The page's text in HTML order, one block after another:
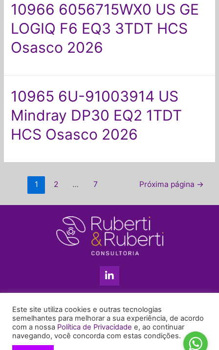
10966 6056715WX0 US GE
LOGIQ F6 EQ3 3TDT HCS
Osasco 2026
10965 6U-91003914 US
Mindray DP30 EQ2 1TDT
HCS Osasco 2026
1 2 … 7 Próxima página →
L
i
n
e
d
i
n
+55 11 99655-6439
enyruberti@ruberticonsultoria.com.br
Este site utiliza cookies e outras tecnologias
semelhantes para melhorar a sua experiência, de acordo
com a nossa Política de Privacidade e, ao continuar
navegando, você concorda com estas condições.